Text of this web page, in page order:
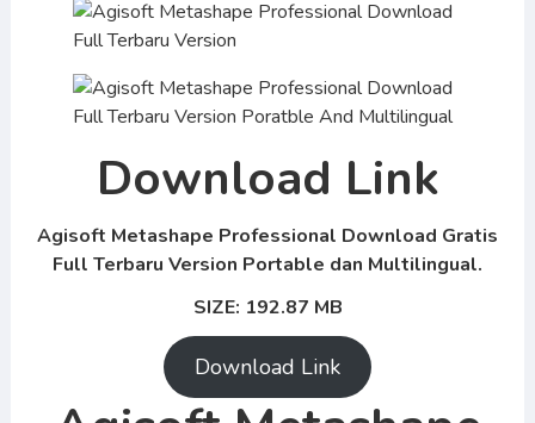
Download Link
Agisoft Metashape Professional Download Gratis
Full Terbaru Version Portable dan Multilingual.
SIZE: 192.87 MB
Download Link